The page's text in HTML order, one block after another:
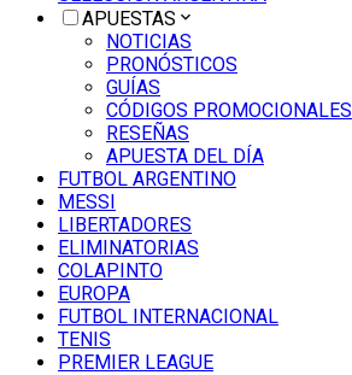
APUESTAS
NOTICIAS
PRONÓSTICOS
GUÍAS
CÓDIGOS PROMOCIONALES
RESEÑAS
APUESTA DEL DÍA
FUTBOL ARGENTINO
MESSI
LIBERTADORES
ELIMINATORIAS
COLAPINTO
EUROPA
FUTBOL INTERNACIONAL
TENIS
PREMIER LEAGUE